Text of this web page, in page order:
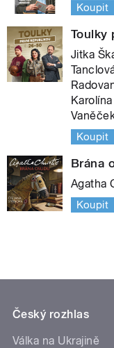
Koupit
Toulky
Jitka
Koupit
Brána
Agatha
Koupit
Český rozhlas
Válka na Ukrajině